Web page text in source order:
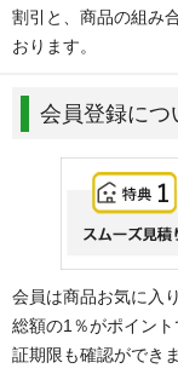
割引と、商品の組み
おります。
会員登録につ
会員は商品お気に入
総額の1％がポイン
証期限も確認ができま